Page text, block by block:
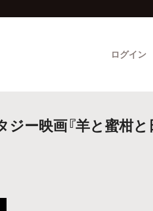
ログイン
ロジェクト
す
ー映画『羊と蜜柑と